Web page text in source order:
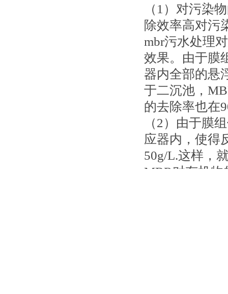
（1）对污染
除效率高对污
mbr污水处理
效果。由于膜
器内全部的悬
于二沉池，
的去除率也在
（2）由于膜
应器内，使得
50g/L.这样，
MBR对有机物